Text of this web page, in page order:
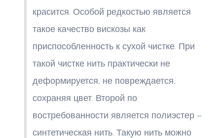
красится. Особой редкостью является
такое качество вискозы как
приспособленность к сухой чистке. При
такой чистке нить практически не
деформируется, не повреждается,
сохраняя цвет. Второй по
востребованности является полиэстер –
синтетическая нить. Такую нить можно